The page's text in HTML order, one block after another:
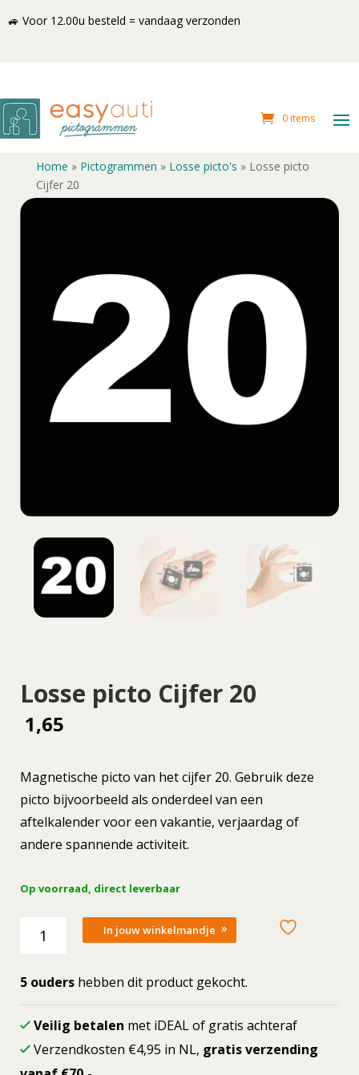
🚙 Voor 12.00u besteld = vandaag verzonden
0 items
Home » Pictogrammen » Losse picto's » Losse picto
Cijfer 20
Losse picto Cijfer 20
1,65
Magnetische picto van het cijfer 20. Gebruik deze
picto bijvoorbeeld als onderdeel van een
aftelkalender voor een vakantie, verjaardag of
andere spannende activiteit.
Op voorraad, direct leverbaar
picto
20
In jouw winkelmandje
5 ouders hebben dit product gekocht.
Veilig betalen met iDEAL of gratis achteraf
Verzendkosten €4,95 in NL, gratis verzending